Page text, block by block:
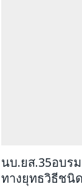
นบ.ยส.35อบร
ทางยุทธวิธีชนิ